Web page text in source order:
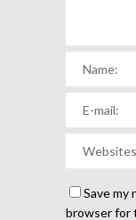
Save my
browser for